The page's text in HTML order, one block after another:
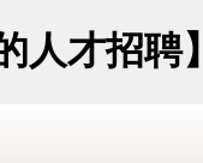
人才招